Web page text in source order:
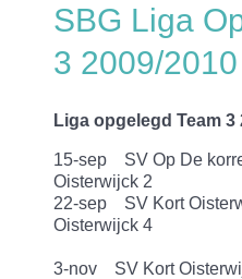
SBG Liga
3 2009/2010
Liga opgelegd Team 3
15-sep SV Op De
Oisterwijck 2
22-sep SV Kort
Oisterwijck 4
3-nov SV Kort